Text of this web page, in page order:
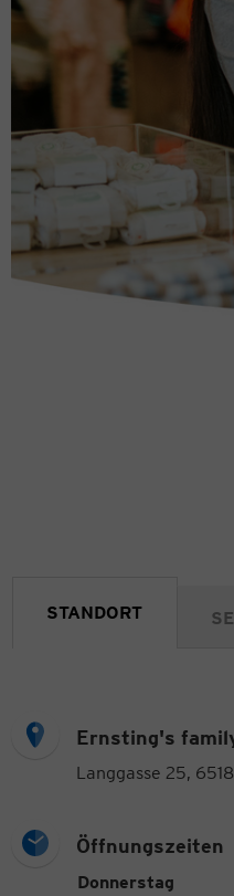
STANDORT
Ernsting's
Langgasse 25,
Öffnungszeiten
Öffnungszeiten
Wochentag
Donnerstag